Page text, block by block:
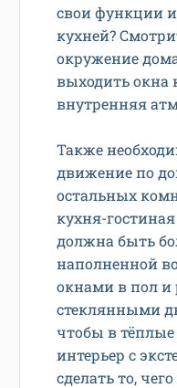
свои функции
кухней?
окружение
выходить окна
внутренняя
Также
движение по
остальных
кухня-
должна быть
наполненной
окнами в пол
стеклянными
чтобы в
интерьер с
сделать то,